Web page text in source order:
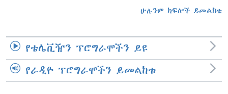
ሁሉንም ክፍሎች ይመልከቱ
የቴሌቪዥን ፕሮግራሞችን ይዩ
የራዲዮ ፕሮግራሞችን ይመልከቱ